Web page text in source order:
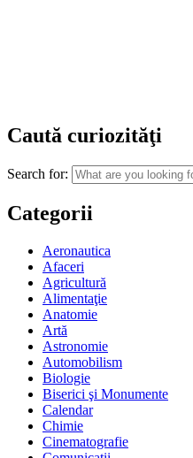
Caută curiozităţi
Search for:
Categorii
Aeronautica
Afaceri
Agricultură
Alimentaţie
Anatomie
Artă
Astronomie
Automobilism
Biologie
Biserici şi Monumente
Calendar
Chimie
Cinematografie